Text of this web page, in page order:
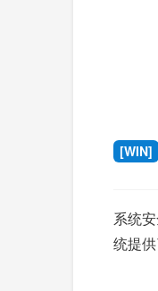
[WIN]
系统
统提